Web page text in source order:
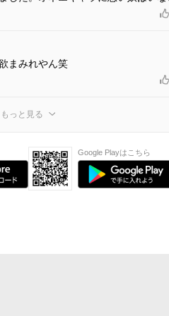
まみれやん笑
もっと見る
Google Playはこちら